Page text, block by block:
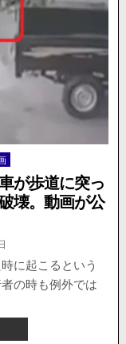
が歩道に突っ
壊。動画が公
に起こるという
の時も例外では